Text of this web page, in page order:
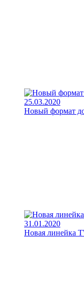
25.03.2020
Новый формат
31.01.2020
Новая линейка